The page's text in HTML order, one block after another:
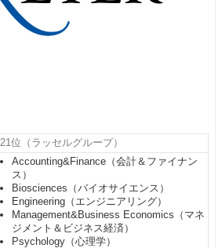
21位（ラッセルグループ）
Accounting&Finance（会計＆ファイナン
ス）
Biosciences（バイオサイエンス）
Engineering（エンジニアリング）
Management&Business Economics（マネ
ジメント＆ビジネス経済）
Psychology（心理学）